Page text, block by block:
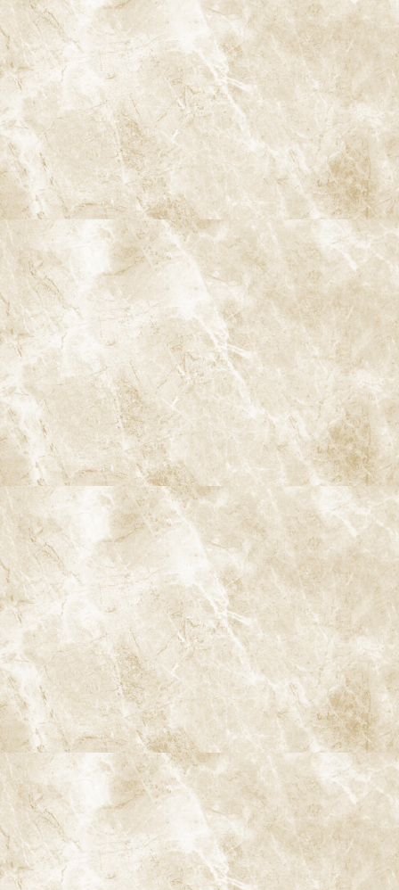
9:00-13:00
● ▲ ● ● ● ●
★
14:00-18:00
● ▲ ● ● ● ● ★
★…ご予約状況により診療を行わせて頂きます。
※休診日：火曜（9月より月2回）・日曜・祝日
▲…2025年9月より第2火曜日、第4火曜日は診療日となりま
す。